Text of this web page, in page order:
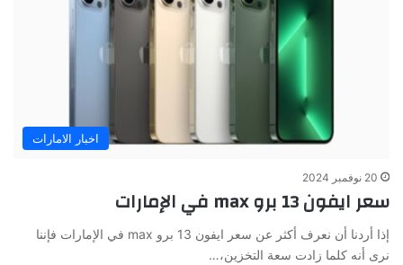
اخبار الامارات
20 نوفمبر 2024
سعر ايفون 13 برو max في الإمارات
إذا أردنا أن نعرف أكثر عن سعر ايفون 13 برو max في الإمارات فإننا
نرى أنه كلما زادت سعة التخزين،…